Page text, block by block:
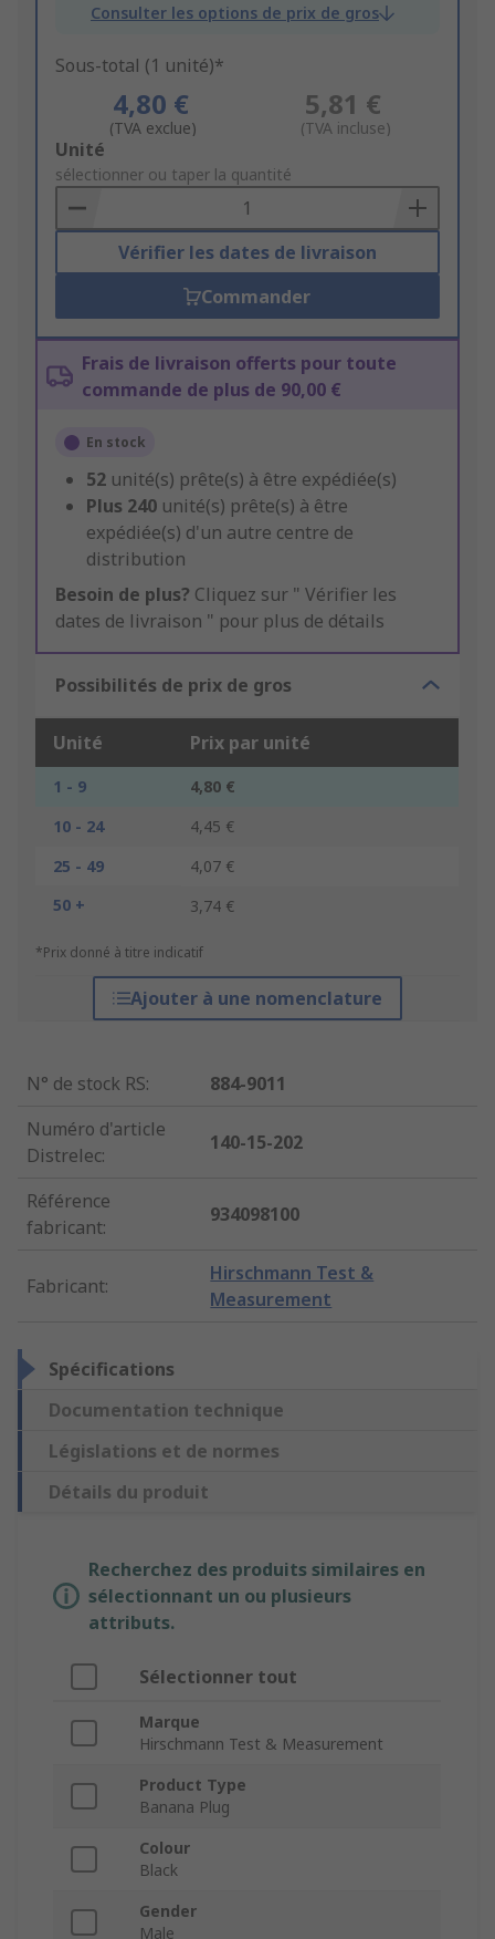
Consulter les options de prix de gros
Sous-total (1 unité)*
4,80 €
(TVA exclue)
5,81 €
(TVA incluse)
Add
to
Basket
Unité
sélectionner ou taper la quantité
Vérifier les dates de livraison
Commander
Frais de livraison offerts pour toute
commande de plus de 90,00 €
En stock
52 unité(s) prête(s) à être expédiée(s)
Plus 240 unité(s) prête(s) à être
expédiée(s) d'un autre centre de
distribution
Besoin de plus? Cliquez sur " Vérifier les
dates de livraison " pour plus de détails
Possibilités de prix de gros
Unité Prix par unité
1 - 9
4,80 €
10 - 24
4,45 €
25 - 49
4,07 €
50 +
3,74 €
*Prix donné à titre indicatif
Ajouter à une nomenclature
N° de stock RS:
884-9011
Numéro d'article
Distrelec:
140-15-202
Référence
fabricant:
934098100
Fabricant:
Hirschmann Test &
Measurement
Spécifications
Documentation technique
Législations et de normes
Détails du produit
Recherchez des produits similaires en
sélectionnant un ou plusieurs
attributs.
Sélectionner tout
Marque
Hirschmann Test & Measurement
Product Type
Banana Plug
Colour
Black
Gender
Male